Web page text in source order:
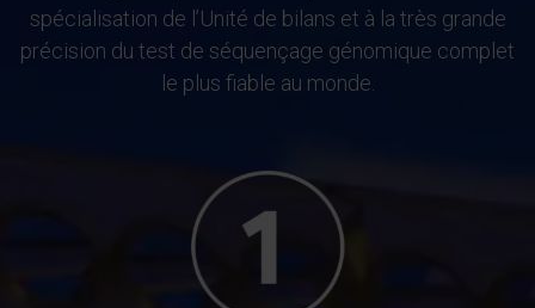
spécialisation de l’Unité de bilans et à la très grande
précision du test de séquençage génomique complet
le plus fiable au monde.